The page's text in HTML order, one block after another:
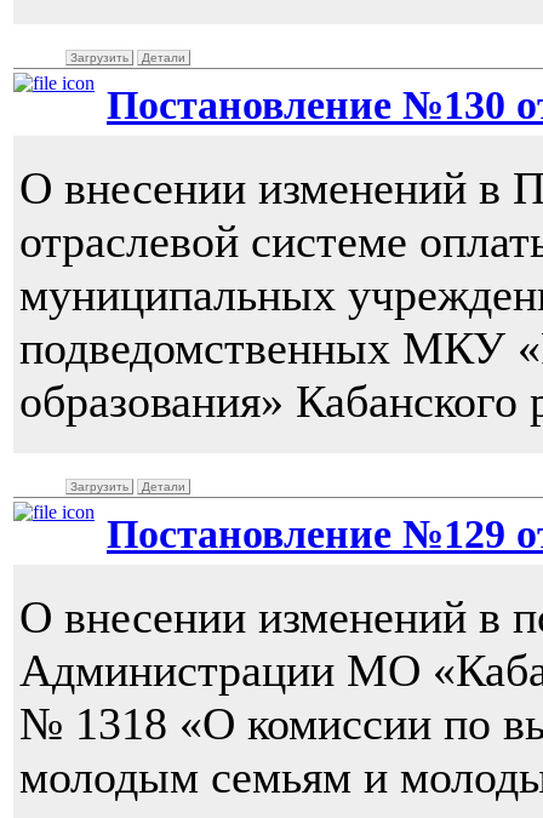
Загрузить Детали
Постановление №130
О внесении изменений в
отраслевой системе
муниципальных
подведомственных МКУ
образования»
Загрузить Детали
Постановление №129
О внесении изменений в
Администрации МО
№ 1318 «О комиссии по
молодым семьям и